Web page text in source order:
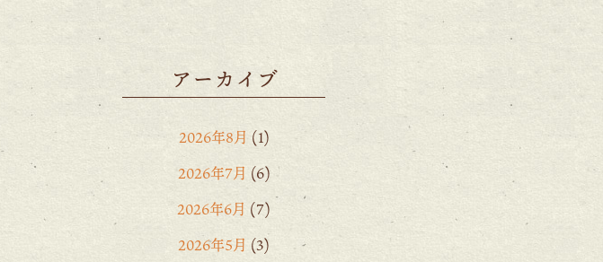
アーカイブ
2026年8月 (1)
2026年7月 (6)
2026年6月 (7)
2026年5月 (3)